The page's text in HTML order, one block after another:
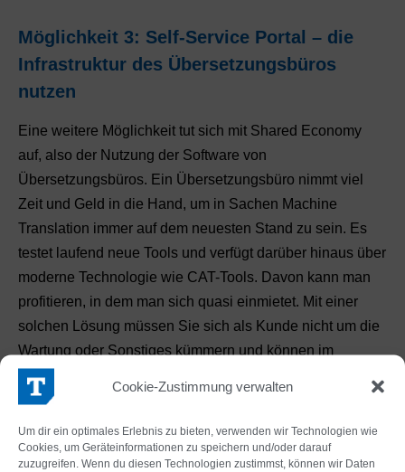
Cookie-Zustimmung verwalten
Um dir ein optimales Erlebnis zu bieten, verwenden wir Technologien wie
Cookies, um Geräteinformationen zu speichern und/oder darauf
zuzugreifen. Wenn du diesen Technologien zustimmst, können wir Daten
Möglichkeit 3: Self-Service Portal – die
Infrastruktur des Übersetzungsbüros
nutzen
Eine weitere Möglichkeit tut sich mit Shared Economy
auf, also der Nutzung der Software von
Übersetzungsbüros. Ein Übersetzungsbüro nimmt viel
Zeit und Geld in die Hand, um in Sachen Machine
Translation immer auf dem neuesten Stand zu sein. Es
testet laufend neue Tools und verfügt darüber hinaus über
moderne Technologie wie CAT-Tools. Davon kann man
profitieren, in dem man sich quasi einmietet. Mit einer
solchen Lösung müssen Sie sich als Kunde nicht um die
Wartung oder Sonstiges kümmern und können im
Idealfall ohne lange Bindung sofort risikolos die Vorteile
genießen. Diese sind:
Translation Memorywird aufgebaut
die Maschine kann trainiert werden und wird mit